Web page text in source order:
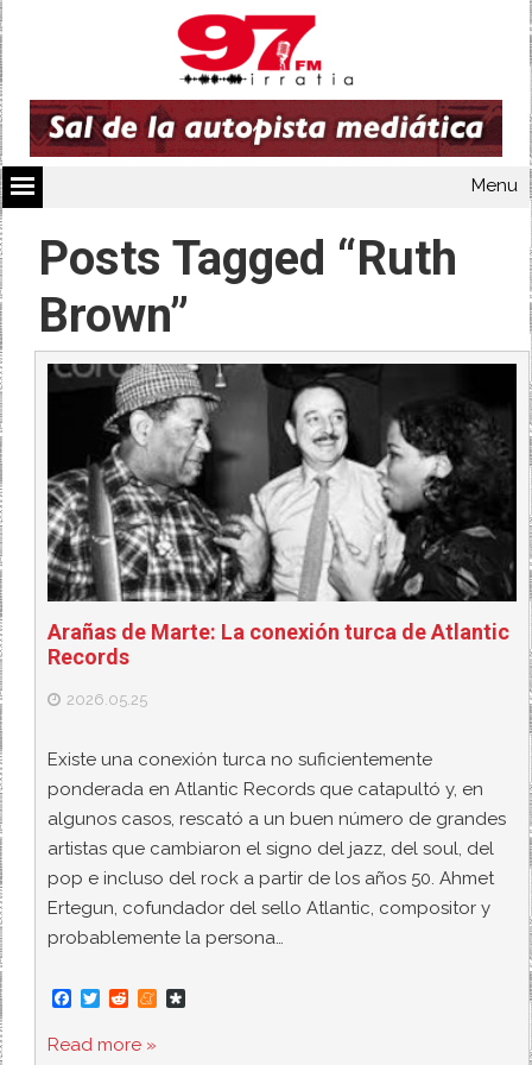
Menu
Posts Tagged “Ruth
Brown”
Arañas de Marte: La conexión turca de Atlantic
Records
2026.05.25
Existe una conexión turca no suficientemente
ponderada en Atlantic Records que catapultó y, en
algunos casos, rescató a un buen número de grandes
artistas que cambiaron el signo del jazz, del soul, del
pop e incluso del rock a partir de los años 50. Ahmet
Ertegun, cofundador del sello Atlantic, compositor y
probablemente la persona…
F
c
e
T
i
t
R
d
d
M
Read more »